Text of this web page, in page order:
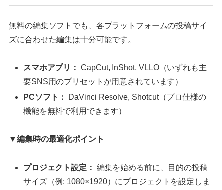
無料の編集ソフトでも、各プラットフォームの投稿サイ
ズに合わせた編集は十分可能です。
スマホアプリ： CapCut, InShot, VLLO（いずれも主
要SNS用のプリセットが用意されています）
PCソフト：
DaVinci Resolve, Shotcut（プロ仕様の
機能を無料で利用できます）
▼編集時の最適化ポイント
プロジェクト設定： 編集を始める前に、目的の投稿
サイズ（例: 1080×1920）にプロジェクトを設定しま